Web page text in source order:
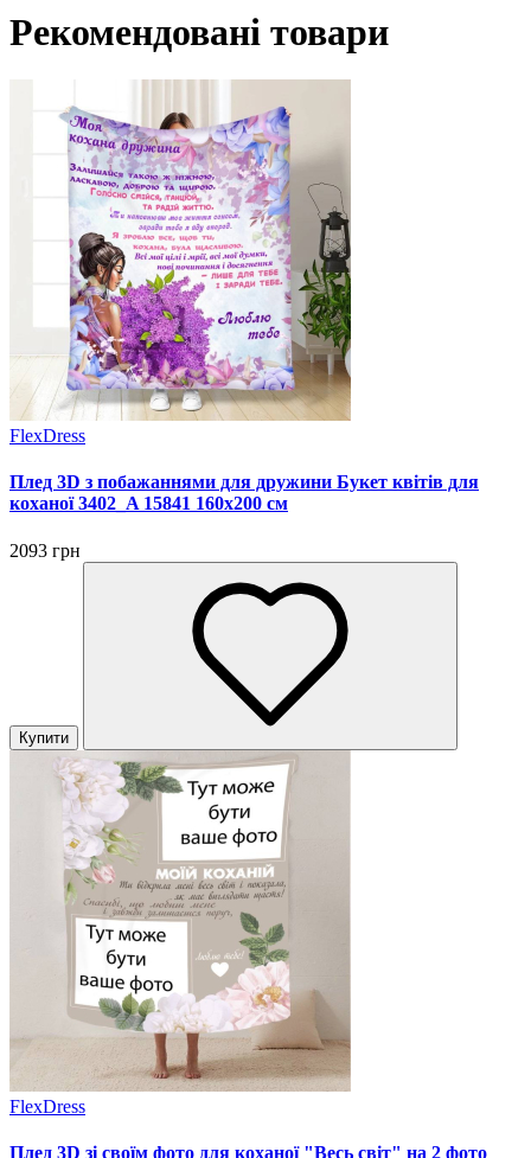
Рекомендовані товари
FlexDress
Плед 3D з побажаннями для дружини Букет квітів для
коханої 3402_A 15841 160х200 см
2093 грн
Купити
FlexDress
Плед 3D зі своїм фото для коханої "Весь світ" на 2 фото